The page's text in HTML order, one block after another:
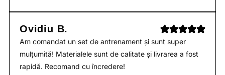
Ovidiu B.
Am comandat un set de antrenament și sunt super
mulțumită! Materialele sunt de calitate și livrarea a fost
rapidă. Recomand cu încredere!